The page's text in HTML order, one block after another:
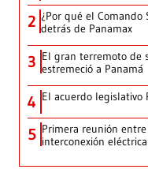
2 ¿Por qué el
detrás de Panamax
3 El gran terremoto de
estremeció a Panamá
4 El acuerdo legislativo
5 Primera reunión
interconexión